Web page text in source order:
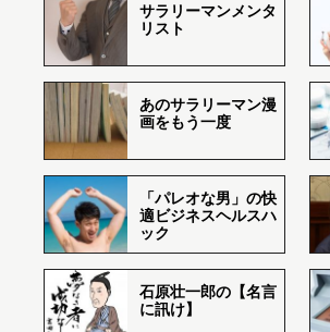
サラリーマンメンタ
リスト
あのサラリーマン漫
画をもう一度
「パレオな男」の快
適ビジネスヘルスハ
ック
石原壮一郎の【名言
に訊け】